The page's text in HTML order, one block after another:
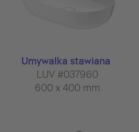
Umywalka stawiana
LUV #037960
600 x 400 mm